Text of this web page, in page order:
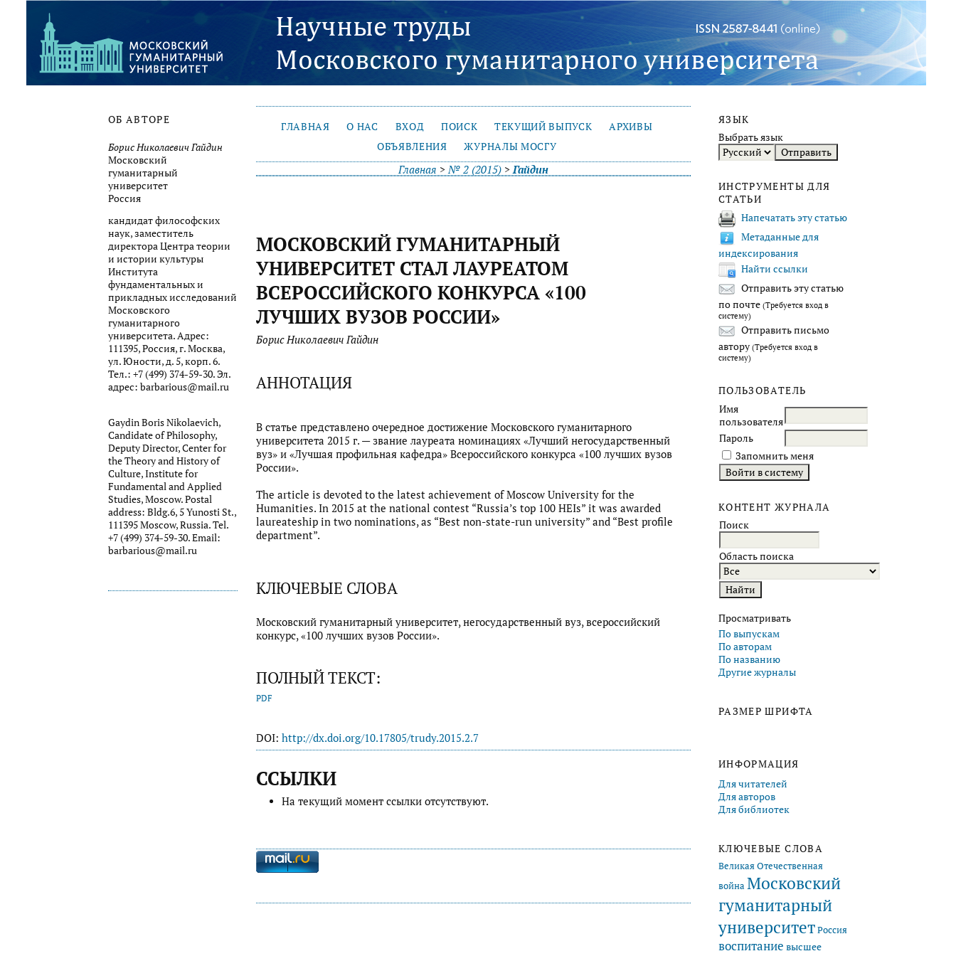
ОБ АВТОРЕ
Борис Николаевич Гайдин
Московский
гуманитарный
университет
Россия
кандидат философских
наук, заместитель
директора Центра теории
и истории культуры
Института
фундаментальных и
прикладных исследований
Московского
гуманитарного
университета. Адрес:
111395, Россия, г. Москва,
ул. Юности, д. 5, корп. 6.
Тел.: +7 (499) 374-59-30. Эл.
адрес: barbarious@mail.ru
Gaydin Boris Nikolaevich,
Candidate of Philosophy,
Deputy Director, Center for
the Theory and History of
Culture, Institute for
Fundamental and Applied
Studies, Moscow. Postal
address: Bldg.6, 5 Yunosti St.,
111395 Moscow, Russia. Tel.
+7 (499) 374-59-30. Email:
barbarious@mail.ru
ЯЗЫК
Выбрать язык
ИНСТРУМЕНТЫ ДЛЯ
СТАТЬИ
Напечатать эту статью
Метаданные для
индексирования
Найти ссылки
Отправить эту статью
по почте (Требуется вход в
систему)
Отправить письмо
автору (Требуется вход в
систему)
ПОЛЬЗОВАТЕЛЬ
Имя
пользователя
Пароль
Запомнить меня
КОНТЕНТ ЖУРНАЛА
Поиск
Область поиска
Просматривать
По выпускам
По авторам
По названию
Другие журналы
РАЗМЕР ШРИФТА
ИНФОРМАЦИЯ
Для читателей
Для авторов
Для библиотек
КЛЮЧЕВЫЕ СЛОВА
Великая Отечественная
войнаМосковский
гуманитарный
университетРоссия
воспитание высшее
ГЛАВНАЯ О НАС ВХОД ПОИСК ТЕКУЩИЙ ВЫПУСК
АРХИВЫ
ОБЪЯВЛЕНИЯ
ЖУРНАЛЫ МОСГУ
Главная >№ 2 (2015) >Гайдин
МОСКОВСКИЙ ГУМАНИТАРНЫЙ
УНИВЕРСИТЕТ СТАЛ ЛАУРЕАТОМ
ВСЕРОССИЙСКОГО КОНКУРСА «100
ЛУЧШИХ ВУЗОВ РОССИИ»
Борис Николаевич Гайдин
АННОТАЦИЯ
В статье представлено очередное достижение Московского гуманитарного
университета 2015 г. — звание лауреата номинациях «Лучший негосударственный
вуз» и «Лучшая профильная кафедра» Всероссийского конкурса «100 лучших вузов
России».
The article is devoted to the latest achievement of Moscow University for the
Humanities. In 2015 at the national contest “Russia’s top 100 HEIs” it was awarded
laureateship in two nominations, as “Best non-state-run university” and “Best profile
department”.
КЛЮЧЕВЫЕ СЛОВА
Московский гуманитарный университет, негосударственный вуз, всероссийский
конкурс, «100 лучших вузов России».
ПОЛНЫЙ ТЕКСТ:
PDF
DOI: http://dx.doi.org/10.17805/trudy.2015.2.7
ССЫЛКИ
На текущий момент ссылки отсутствуют.